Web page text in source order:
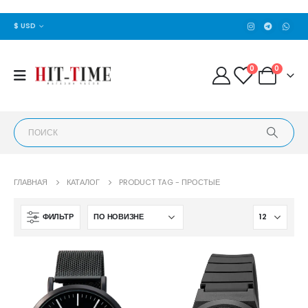
$ USD
0 0
ГЛАВНАЯ КАТАЛОГ PRODUCT TAG - ПРОСТЫЕ
ФИЛЬТР